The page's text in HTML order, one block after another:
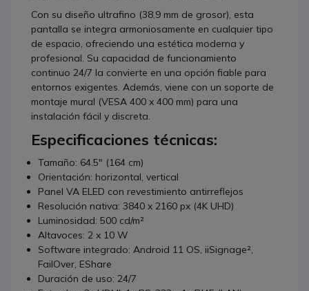
Con su diseño ultrafino (38,9 mm de grosor), esta
pantalla se integra armoniosamente en cualquier tipo
de espacio, ofreciendo una estética moderna y
profesional. Su capacidad de funcionamiento
continuo 24/7 la convierte en una opción fiable para
entornos exigentes. Además, viene con un soporte de
montaje mural (VESA 400 x 400 mm) para una
instalación fácil y discreta.
Especificaciones técnicas:
Tamaño: 64.5" (164 cm)
Orientación: horizontal, vertical
Panel VA ELED con revestimiento antirreflejos
Resolución nativa: 3840 x 2160 px (4K UHD)
Luminosidad: 500 cd/m²
Altavoces: 2 x 10 W
Software integrado: Android 11 OS, iiSignage²,
FailOver, EShare
Duración de uso: 24/7